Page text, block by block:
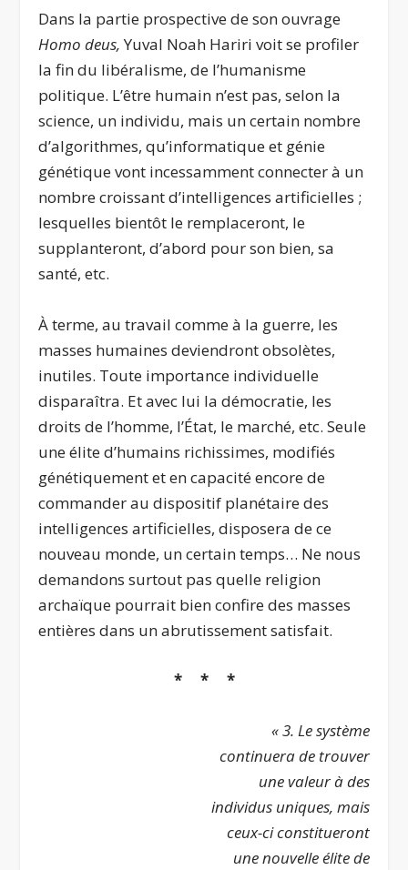
Dans la partie prospective de son ouvrage
Homo deus,Yuval Noah Hariri voit se profiler
la fin du libéralisme, de l’humanisme
politique. L’être humain n’est pas, selon la
science, un individu, mais un certain nombre
d’algorithmes, qu’informatique et génie
génétique vont incessamment connecter à un
nombre croissant d’intelligences artificielles ;
lesquelles bientôt le remplaceront, le
supplanteront, d’abord pour son bien, sa
santé, etc.
À terme, au travail comme à la guerre, les
masses humaines deviendront obsolètes,
inutiles. Toute importance individuelle
disparaîtra. Et avec lui la démocratie, les
droits de l’homme, l’État, le marché, etc. Seule
une élite d’humains richissimes, modifiés
génétiquement et en capacité encore de
commander au dispositif planétaire des
intelligences artificielles, disposera de ce
nouveau monde, un certain temps… Ne nous
demandons surtout pas quelle religion
archaïque pourrait bien confire des masses
entières dans un abrutissement satisfait.
* * *
« 3. Le système
continuera de trouver
une valeur à des
individus uniques, mais
ceux-ci constitueront
une nouvelle élite de